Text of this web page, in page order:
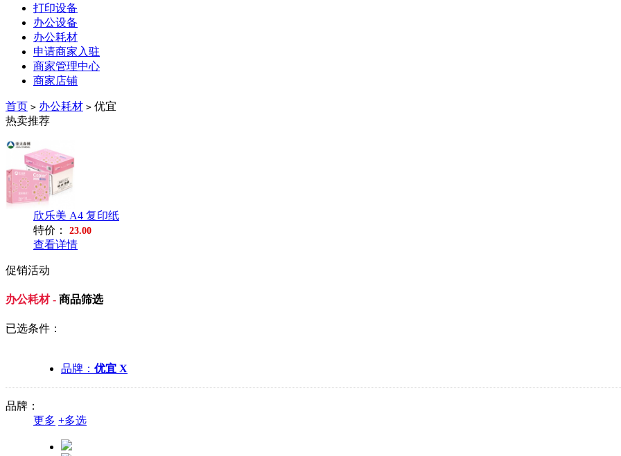
打印设备
办公设备
办公耗材
申请商家入驻
商家管理中心
商家店铺
首页 > 办公耗材 > 优宜
热卖推荐
欣乐美 A4 复印纸
特价：
23.00
查看详情
促销活动
办公耗材 - 商品筛选
已选条件：
品牌： 优宜 X
品牌：
更多 +多选